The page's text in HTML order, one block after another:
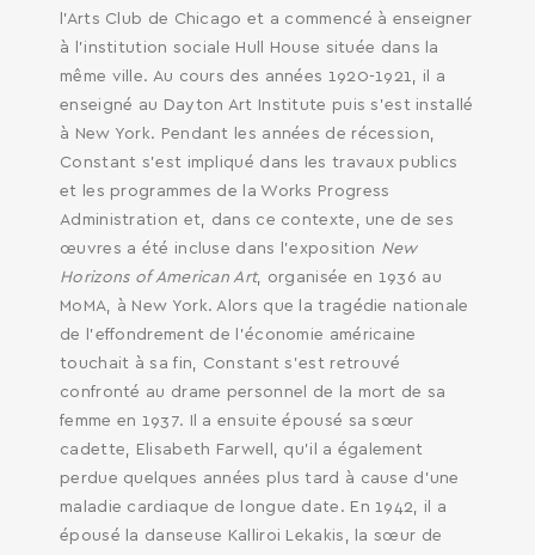
SEARCH AND PRESS ENTER
l’Arts Club de Chicago et a commencé à enseigner
à l’institution sociale Hull House située dans la
même ville. Au cours des années 1920-1921, il a
enseigné au Dayton Art Institute puis s’est installé
à New York. Pendant les années de récession,
Constant s’est impliqué dans les travaux publics
et les programmes de la Works Progress
Administration et, dans ce contexte, une de ses
œuvres a été incluse dans l’exposition New
Horizons of American Art, organisée en 1936 au
MoMA, à New York. Alors que la tragédie nationale
de l’effondrement de l’économie américaine
touchait à sa fin, Constant s’est retrouvé
confronté au drame personnel de la mort de sa
femme en 1937. Il a ensuite épousé sa sœur
cadette, Elisabeth Farwell, qu’il a également
perdue quelques années plus tard à cause d’une
maladie cardiaque de longue date. En 1942, il a
épousé la danseuse Kalliroi Lekakis, la sœur de